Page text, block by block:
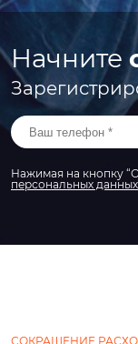
Начните
Нажимая на кнопку
персональных данных
СОКРАЩЕНИЕ